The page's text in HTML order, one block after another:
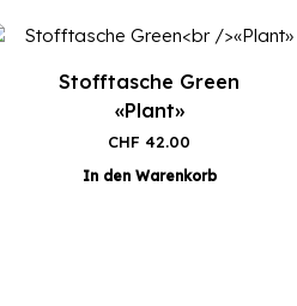
Stofftasche Green
«Plant»
CHF 42.00
In den Warenkorb